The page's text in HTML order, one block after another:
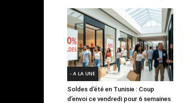
- A LA UNE
Soldes d’été en Tunisie : Coup
d’envoi ce vendredi pour 6 semaines